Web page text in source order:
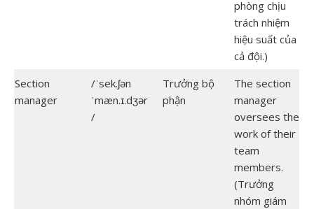
phòng chịu
trách nhiệm
hiệu suất của
cả đội.)
Section
manager
/ˈsek.ʃən
ˈmæn.ɪ.dʒər
/
Trưởng bộ
phận
The section
manager
oversees the
work of their
team
members.
(Trưởng
nhóm giám